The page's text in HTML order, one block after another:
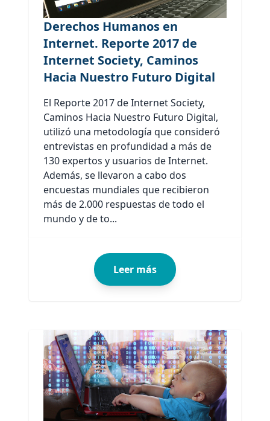
Derechos Humanos en
Internet. Reporte 2017 de
Internet Society, Caminos
Hacia Nuestro Futuro Digital
El Reporte 2017 de Internet Society,
Caminos Hacia Nuestro Futuro Digital,
utilizó una metodología que consideró
entrevistas en profundidad a más de
130 expertos y usuarios de Internet.
Además, se llevaron a cabo dos
encuestas mundiales que recibieron
más de 2.000 respuestas de todo el
mundo y de to...
Leer más